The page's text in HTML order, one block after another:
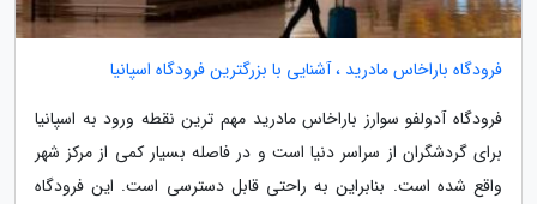
فرودگاه باراخاس مادرید ، آشنایی با بزرگترین فرودگاه اسپانیا
فرودگاه آدولفو سوارز باراخاس مادرید مهم ترین نقطه ورود به اسپانیا
برای گردشگران از سراسر دنیا است و در فاصله بسیار کمی از مرکز شهر
واقع شده است. بنابراین به راحتی قابل دسترسی است. این فرودگاه